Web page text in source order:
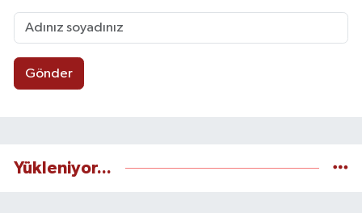
Gönder
Yükleniyor...